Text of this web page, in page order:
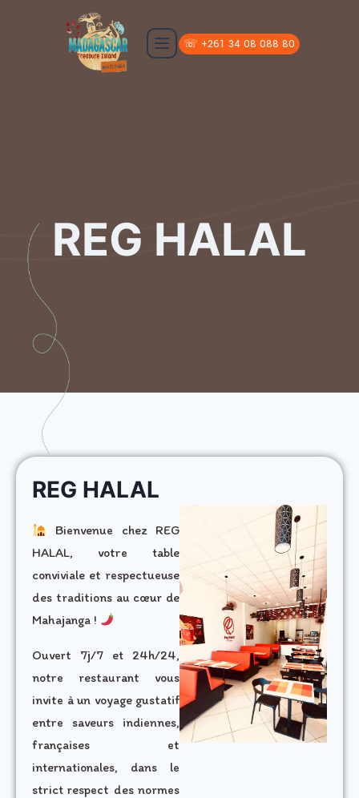
☏ +261 34 08 088 80
REG HALAL
REG HALAL
Bienvenue chez REG
HALAL, votre table
conviviale et respectueuse
des traditions au cœur de
Mahajanga !
Ouvert 7j/7 et 24h/24,
notre restaurant vous
invite à un voyage gustatif
entre saveurs indiennes,
françaises et
internationales, dans le
strict respect des normes